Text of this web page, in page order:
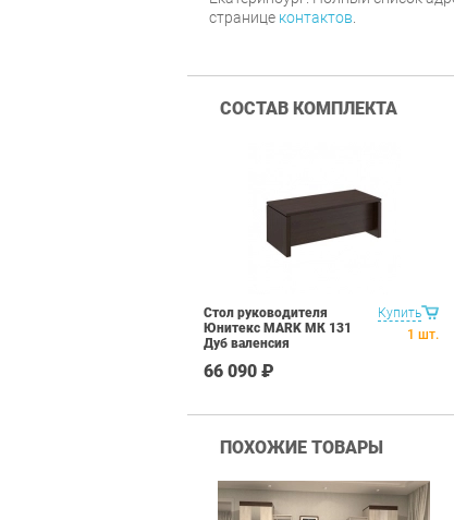
странице контактов
СОСТАВ КОМПЛЕКТА
Купить
Стол руководителя
Юнитекс MARK МК 131
Дуб валенсия
66 090 ₽
1 шт.
ПОХОЖИЕ ТОВАРЫ